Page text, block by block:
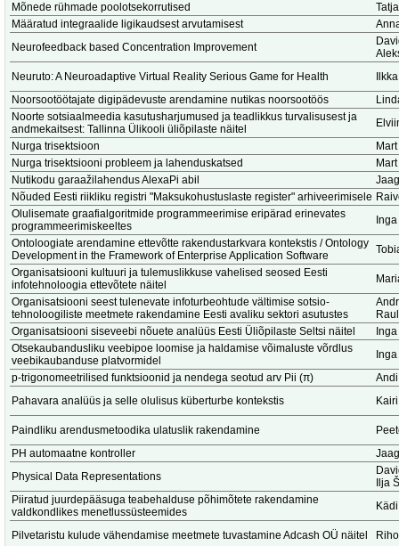
Mõnede rühmade poolotsekorrutised
Määratud integraalide ligikaudsest arvutamisest
Neurofeedback based Concentration Improvement
Neuruto: A Neuroadaptive Virtual Reality Serious Game for Health
Noorsootöötajate digipädevuste arendamine nutikas noorsootöös
Noorte sotsiaalmeedia kasutusharjumused ja teadlikkus turvalisusest ja
andmekaitsest: Tallinna Ülikooli üliõpilaste näitel
Nurga trisektsioon
Nurga trisektsiooni probleem ja lahenduskatsed
Nutikodu garaažilahendus AlexaPi abil
Nõuded Eesti riikliku registri "Maksukohustuslaste register" arhiveerimisele
Olulisemate graafialgoritmide programmeerimise eripärad erinevates
programmeerimiskeeltes
Ontoloogiate arendamine ettevõtte rakendustarkvara kontekstis / Ontology
Development in the Framework of Enterprise Application Software
Organisatsiooni kultuuri ja tulemuslikkuse vahelised seosed Eesti
infotehnoloogia ettevõtete näitel
Organisatsiooni seest tulenevate infoturbeohtude vältimise sotsio-
tehnoloogiliste meetmete rakendamine Eesti avaliku sektori asutustes
Organisatsiooni siseveebi nõuete analüüs Eesti Üliõpilaste Seltsi näitel
Otsekaubandusliku veebipoe loomise ja haldamise võimaluste võrdlus
veebikaubanduse platvormidel
p-trigonomeetrilised funktsioonid ja nendega seotud arv Pii (π)
Pahavara analüüs ja selle olulisus küberturbe kontekstis
Paindliku arendusmetoodika ulatuslik rakendamine
PH automaatne kontroller
Physical Data Representations
Ilja
Piiratud juurdepääsuga teabehalduse põhimõtete rakendamine
valdkondlikes menetlussüsteemides
Pilvetaristu kulude vähendamise meetmete tuvastamine Adcash OÜ näitel